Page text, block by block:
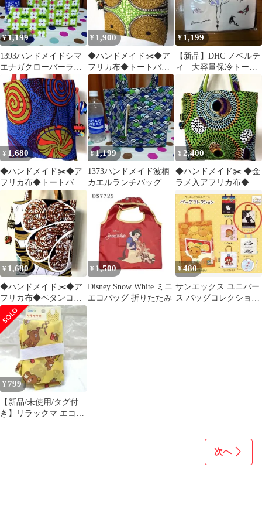
¥1,199
1393ハンドメイドシマ
エナガクローバーラン
チバッグトートバッグ
ポーチ小物入れ
¥ 1,900
◆ハンドメイド✂️◆ア
フリカ布◆トートバッ
グ◆円形模様
¥ 1,199
【新品】DHC ノベルテ
ィ 大容量保冷トート
エコバッグ 折りたたみ
¥ 1,680
◆ハンドメイド✂️◆ア
フリカ布◆トートバッ
グ・ショルダーバッグ
◆キャンディー柄
¥1,199
1373ハンドメイド波柄
カエルランチバッグト
ートバッグ印鑑小銭入
れセット
¥ 2,400
◆ハンドメイド✂️ ◆金
ラメ入アフリカ布◆大
きなトートバッグ・シ
ョルダーバッグ
¥ 1,680
◆ハンドメイド✂️◆ア
フリカ布◆ペタンコト
ートバッグ◆渦巻き模
様
¥ 1,500
Disney Snow White ミニ
エコバッグ 折りたたみ
¥480
サンエックス ユニバー
ス バッグコレクション
¥ 799
【新品/未使用/タグ付
き】リラックマ エコバ
次へ